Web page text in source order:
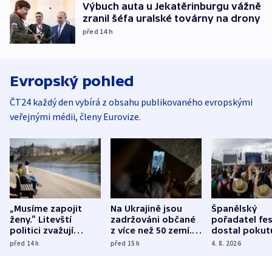
Výbuch auta u Jekatěrinburgu vážně
zranil šéfa uralské továrny na drony
před 14h
Evropský pohled
ČT24 každý den vybírá z obsahu publikovaného evropskými
veřejnými médii, členy Eurovize.
„Musíme zapojit
ženy.“ Litevští
politici zvažují
dohodu o
před 14h
Na Ukrajině jsou
zadržováni občané
z více než 50 zemí.
Bojovali na straně
před 15h
Španělský
pořadatel
dostal
nekalé
4. 8. 2026